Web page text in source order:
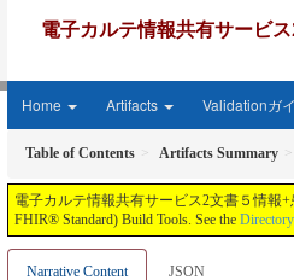
電子カルテ情報共有サービ
Home Artifacts Validationガ
Table of Contents Artifacts Summary
電子カルテ情報共有サービス2文書５情報+
FHIR® Standard) Build Tools. See the
Narrative Content JSON